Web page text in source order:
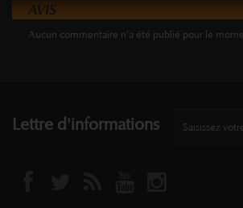
AVIS
Aucun commentaire n'a été publié pour le
Lettre d'informations